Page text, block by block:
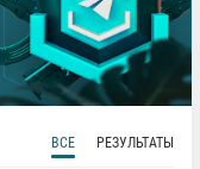
ВСЕ РЕЗУЛЬТАТЫ